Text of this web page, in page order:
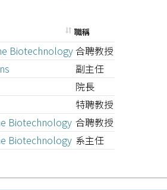
職稱
Biotechnology合聘教授
副主任
院長
特聘教授
Biotechnology 合聘教授
Biotechnology 系主任